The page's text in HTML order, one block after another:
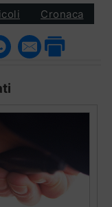
Cronaca